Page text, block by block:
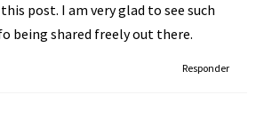
post. I am very glad to see such
being shared freely out there.
Responder